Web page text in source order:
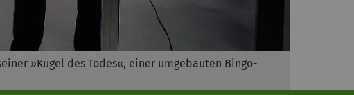
»Kugel des Todes«, einer umgebauten Bingo-